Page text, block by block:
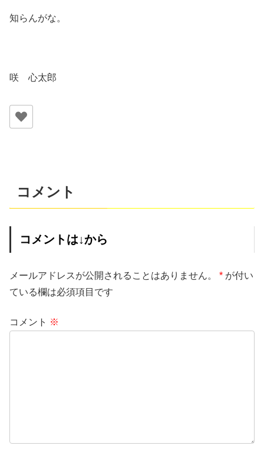
知らんがな。
咲 心太郎
コメント
コメントは↓から
メールアドレスが公開されることはありません。 * が付い
ている欄は必須項目です
コメント ※